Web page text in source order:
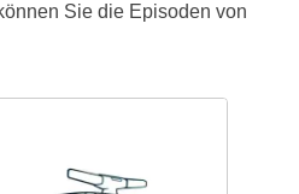
Sie die Episoden von